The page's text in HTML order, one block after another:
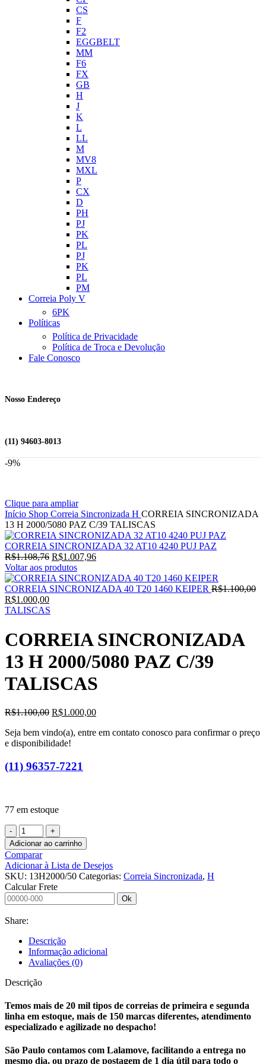
CS
F
F2
EGGBELT
MM
F6
FX
GB
H
J
K
L
LL
M
MV8
MXL
P
CX
D
PH
PJ
PK
PL
PJ
PK
PL
PM
Correia Poly V
6PK
Políticas
Política de Privacidade
Política de Troca e Devolução
Fale Conosco
Nosso Endereço
(11) 94603-8013
-9%
Clique para ampliar
Início Shop Correia Sincronizada H CORREIA SINCRONIZADA
13 H 2000/5080 PAZ C/39 TALISCAS
CORREIA SINCRONIZADA 32 AT10 4240 PUJ PAZ
R$1.108,76 R$1.007,96
Voltar aos produtos
CORREIA SINCRONIZADA 40 T20 1460 KEIPER R$1.100,00
R$1.000,00
TALISCAS
CORREIA SINCRONIZADA
13 H 2000/5080 PAZ C/39
TALISCAS
R$1.100,00 R$1.000,00
Seja bem vindo(a), entre em contato conosco para confirmar o preço
e disponibilidade!
(11) 96357-7221
77 em estoque
Adicionar ao carrinho
Comparar
Adicionar à Lista de Desejos
SKU: 13H2000/50 Categorias: Correia Sincronizada, H
Calcular Frete
Ok
Share:
Descrição
Informação adicional
Avaliações (0)
Descrição
Temos mais de 20 mil tipos de correias de primeira e segunda
linha em estoque, mais de 150 marcas diferentes, atendimento
especializado e agilizade no despacho!
São Paulo contamos com Lalamove, facilitando a entrega no
mesmo dia, ou prazo de postagem de 1 dia útil para todo o